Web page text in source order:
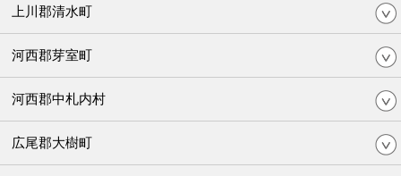
上川郡清水町
河西郡芽室町
河西郡中札内村
広尾郡大樹町